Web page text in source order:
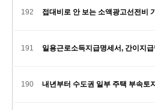
192 접대비로 안 보는 소액광고선전비
191 일용근로소득지급명세서, 간이지
190 내년부터 수도권 일부 주택 부속토